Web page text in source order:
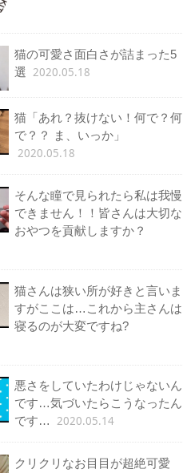
猫の可愛さ面白さが詰まった5
選 2020.05.18
猫「あれ？抜けない！何で？何
で？？ ま、いっか」
2020.05.18
そんな瞳で見られたら私は我慢
できません！！皆さんは大切な
おやつを貢献しますか？
猫さんは狭い所が好きと言いま
すがここは…これから主さんは
寝るのが大変ですね?
悪さをしていたわけじゃないん
です…気づいたらこうなったん
です…
2020.05.14
クリクリなお目目が超絶可愛